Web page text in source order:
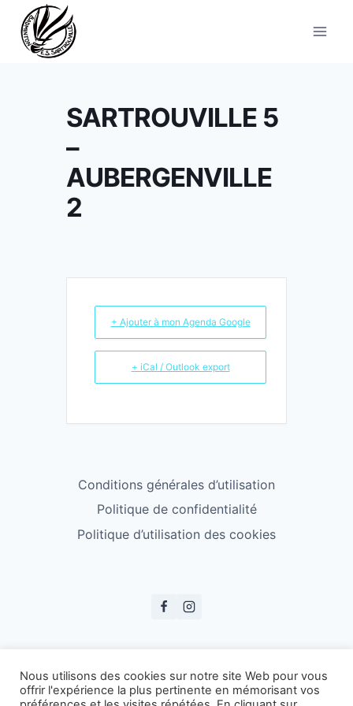
contenu
SARTROUVILLE 5
–
AUBERGENVILLE
2
+ Ajouter à mon Agenda Google
+ iCal / Outlook export
Conditions générales d’utilisation
Politique de confidentialité
Politique d’utilisation des cookies
Nous utilisons des cookies sur notre site Web pour vous
offrir l'expérience la plus pertinente en mémorisant vos